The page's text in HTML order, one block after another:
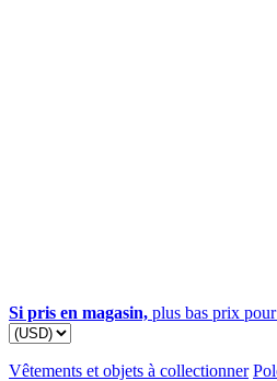
Si pris en magasin, plus bas prix
Vêtements et objets à collectionner